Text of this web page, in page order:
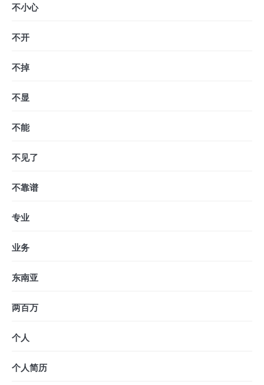
不小心
不开
不掉
不显
不能
不见了
不靠谱
专业
业务
东南亚
两百万
个人
个人简历